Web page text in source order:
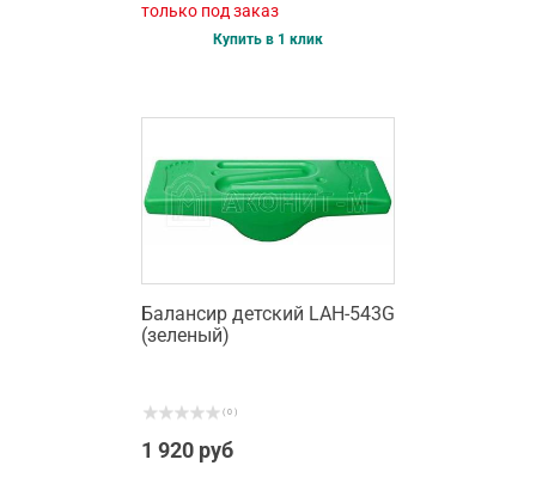
только под заказ
Купить в 1 клик
Балансир детский LAH-543G
(зеленый)
( 0 )
1 920 руб